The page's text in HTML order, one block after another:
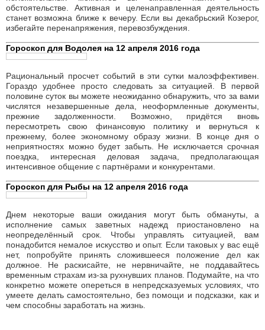
Это подходящий день для того, чтобы завершить цикл работы
или лечения, а также отказаться от избыточных иллюзий. К
состоянию организма следует отнестись внимательнее - очень
возможно, что не все ваши старые проблемы решены и
напомнить. Вечером обстоятельства будут способствовать
подведению итогов личного или делового партнёрства
(особенно сотрудничества с некой конкретной персоной). Если
у вас нет взаимных претензий и вы готовы продолжать работать
вместе, ограничьтесь недолгими, разовыми совместными
акциями.
Гороскоп для Скорпиона на 12 апреля 2016 года
В бочке меда, уготованной вам судьбой, в это утро может
обнаружиться порция дегтя. Не исключено возвращение старых
проблем в личных связях. Если речь идёт об отдыхе, рекламной
акции, творчестве, вы можете столкнуться с уже знакомыми
мелкими недоработками, сводящими на нет часть вашего
успеха. Для развлечений это неподходящий день. К новой
работе следует приступать вечером. У вас наверняка многое